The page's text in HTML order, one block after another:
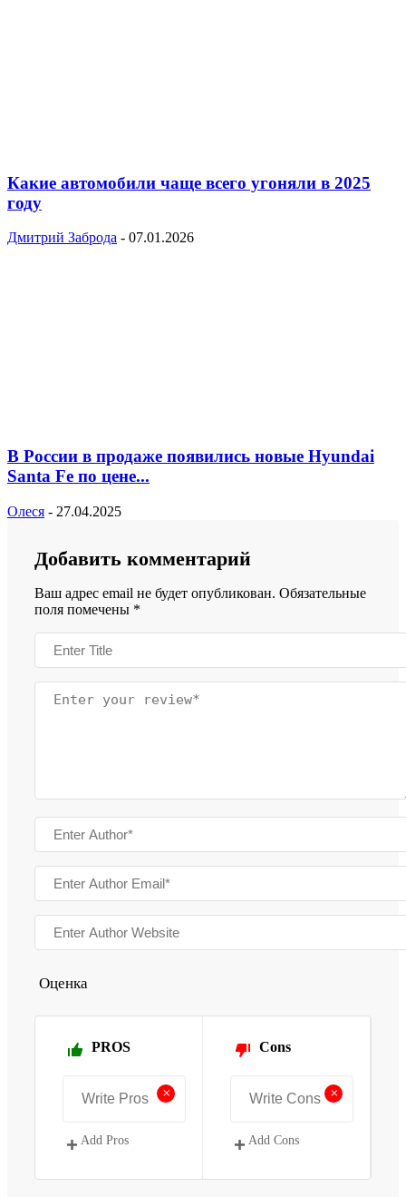
Какие автомобили чаще всего угоняли в 2025
году
Дмитрий Заброда - 07.01.2026
В России в продаже появились новые Hyundai
Santa Fe по цене...
Олеся - 27.04.2025
Добавить комментарий
Ваш адрес email не будет опубликован. Обязательные
поля помечены *
Оценка
PROS
+
Add Pros
Cons
+
Add Cons